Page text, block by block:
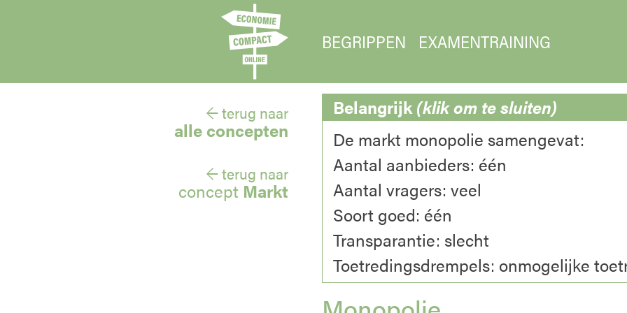
BEGRIPPEN EXAMENTRAINING
← terug naar
alle concepten
← terug naar
concept Markt
Belangrijk(klik om te sluiten)
De markt monopolie samengevat:
Aantal aanbieders: één
Aantal vragers: veel
Soort goed: één
Transparantie: slecht
Toetredingsdrempels: onmogelijke